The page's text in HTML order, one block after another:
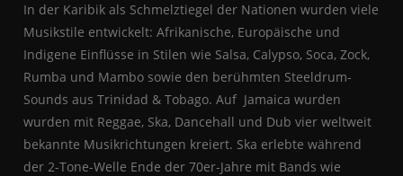
In der Karibik als Schmelztiegel der Nationen wurden viele
Musikstile entwickelt: Afrikanische, Europäische und
Indigene Einflüsse in Stilen wie Salsa, Calypso, Soca, Zock,
Rumba und Mambo sowie den berühmten Steeldrum-
Sounds aus Trinidad & Tobago. Auf Jamaica wurden
wurden mit Reggae, Ska, Dancehall und Dub vier weltweit
bekannte Musikrichtungen kreiert. Ska erlebte während
der 2-Tone-Welle Ende der 70er-Jahre mit Bands wie